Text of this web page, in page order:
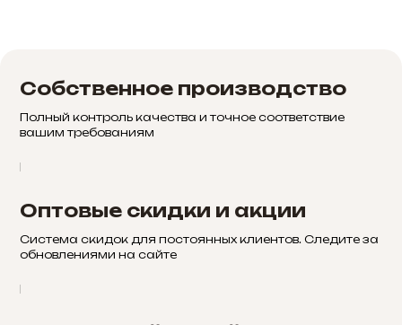
Собственное производство
Полный контроль качества и точное соответствие
вашим требованиям
Оптовые скидки и акции
Система скидок для постоянных клиентов. Следите за
обновлениями на сайте